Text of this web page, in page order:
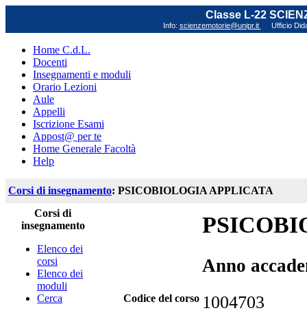
Classe L-22
Info: scienzemotorie@unipr.it Ufficio
Home C.d.L.
Docenti
Insegnamenti e moduli
Orario Lezioni
Aule
Appelli
Iscrizione Esami
Appost@ per te
Home Generale Facoltà
Help
Corsi di insegnamento: PSICOBIOLOGIA APPLICATA
Corsi di
insegnamento
Elenco dei
corsi
Elenco dei
moduli
Cerca
Anno
Codice del corso 1004703